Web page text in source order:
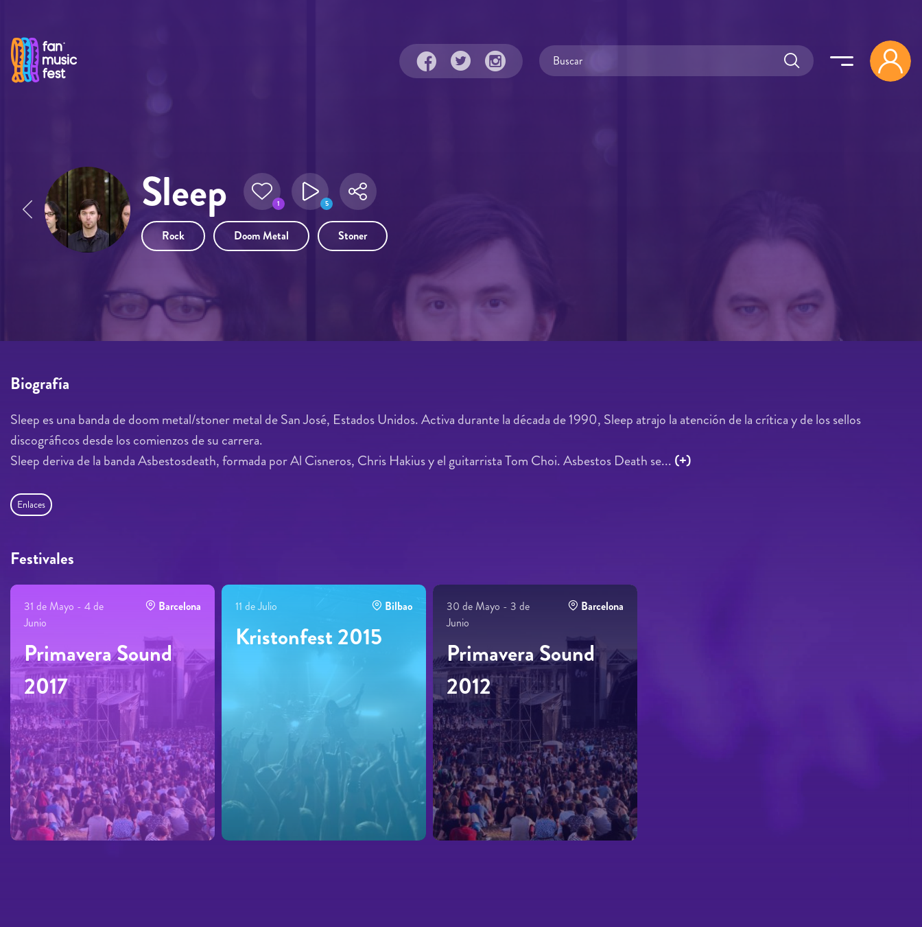
Sleep 1 5
Rock Doom Metal Stoner
Biografía
Sleep es una banda de doom metal/stoner metal de San José, Estados Unidos. Activa durante la década de 1990, Sleep atrajo la atención de la crítica y de los sellos
discográficos desde los comienzos de su carrera.
Sleep deriva de la banda Asbestosdeath, formada por Al Cisneros, Chris Hakius y el guitarrista Tom Choi. Asbestos Death se... (+)
Enlaces
Festivales
31 de Mayo - 4 de
Junio
Barcelona
Primavera Sound
2017
11 de Julio Bilbao
Kristonfest 2015
30 de Mayo - 3 de
Junio
Barcelona
Primavera Sound
2012